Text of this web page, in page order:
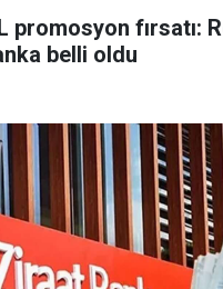
promosyon fırsatı:
belli oldu